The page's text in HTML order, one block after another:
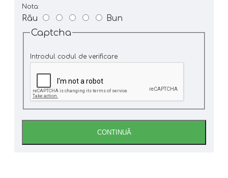
Nota:
Rău Bun
Captcha
Introdul codul de verificare
CONTINUĂ